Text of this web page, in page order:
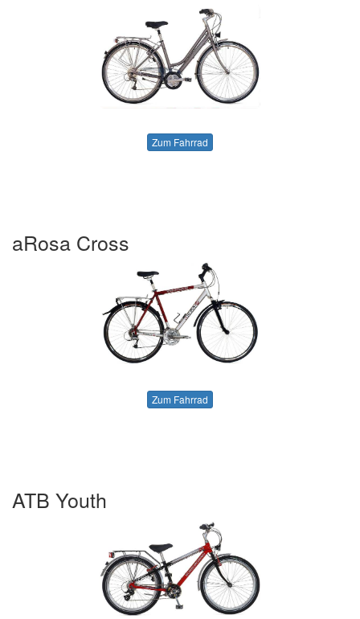
Zum Fahrrad
aRosa Cross
Zum Fahrrad
ATB Youth